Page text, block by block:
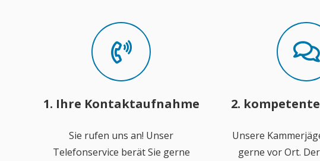
1. Ihre Kontaktaufnahme
Sie rufen uns an! Unser
Telefonservice berät Sie gerne
2.
Unsere
gerne vor Ort.